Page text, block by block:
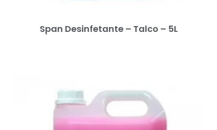
Span Desinfetante – Talco – 5L